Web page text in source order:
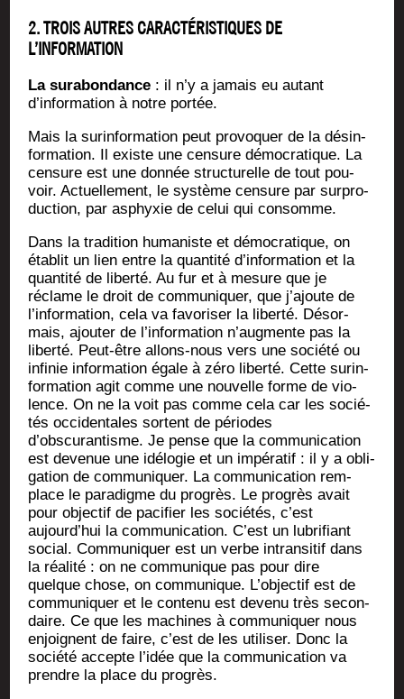
2. TROIS AUTRES CARACTÉRISTIQUES DE
L’INFORMATION
La sur­abon­dance : il n’y a jamais eu autant
d’information à notre portée.
Mais la sur­in­for­ma­tion peut pro­vo­quer de la dés­in­
for­ma­tion. Il existe une cen­sure démo­cra­tique. La
cen­sure est une don­née struc­tu­relle de tout pou­
voir. Actuel­le­ment, le sys­tème cen­sure par sur­pro­
duc­tion, par asphyxie de celui qui consomme.
Dans la tra­di­tion huma­niste et démo­cra­tique, on
éta­blit un lien entre la quan­ti­té d’information et la
quan­ti­té de liber­té. Au fur et à mesure que je
réclame le droit de com­mu­ni­quer, que j’ajoute de
l’information, cela va favo­ri­ser la liber­té. Désor­
mais, ajou­ter de l’information n’augmente pas la
liber­té. Peut-être allons-nous vers une socié­té ou
infi­nie infor­ma­tion égale à zéro liber­té. Cette sur­in­
for­ma­tion agit comme une nou­velle forme de vio­
lence. On ne la voit pas comme cela car les socié­
tés occi­den­tales sortent de périodes
d’obscurantisme. Je pense que la com­mu­ni­ca­tion
est deve­nue une idé­lo­gie et un impé­ra­tif : il y a obli­
ga­tion de com­mu­ni­quer. La com­mu­ni­ca­tion rem­
place le para­digme du pro­grès. Le pro­grès avait
pour objec­tif de paci­fier les socié­tés, c’est
aujourd’hui la com­mu­ni­ca­tion. C’est un lubri­fiant
social. Com­mu­ni­quer est un verbe intran­si­tif dans
la réa­li­té : on ne com­mu­nique pas pour dire
quelque chose, on com­mu­nique. L’objectif est de
com­mu­ni­quer et le conte­nu est deve­nu très secon­
daire. Ce que les machines à com­mu­ni­quer nous
enjoignent de faire, c’est de les uti­li­ser. Donc la
socié­té accepte l’idée que la com­mu­ni­ca­tion va
prendre la place du progrès.